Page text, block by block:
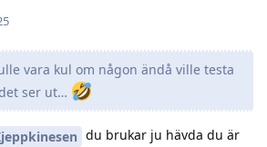
vara kul om någon ändå ville testa
ser ut…
du brukar ju hävda du är